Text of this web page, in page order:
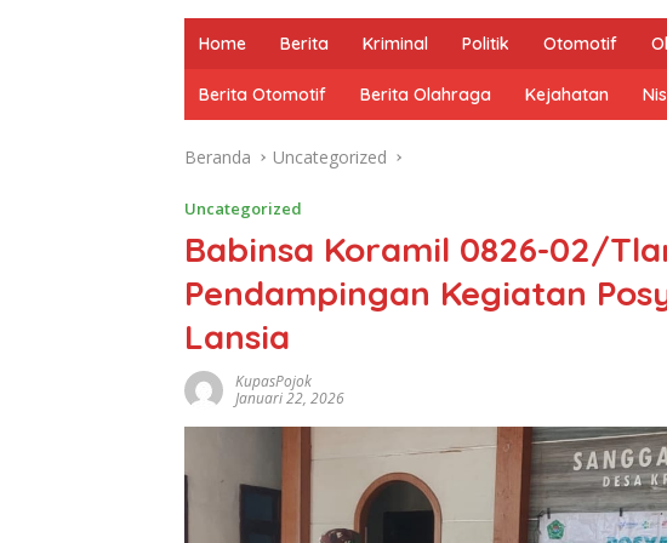
Home Berita Kriminal Politik Otomotif
Berita Otomotif Berita Olahraga Kejahatan
Beranda Uncategorized
Uncategorized
Babinsa Koramil 0826-02/
Pendampingan Kegiatan
Lansia
KupasPojok
Januari 22, 2026